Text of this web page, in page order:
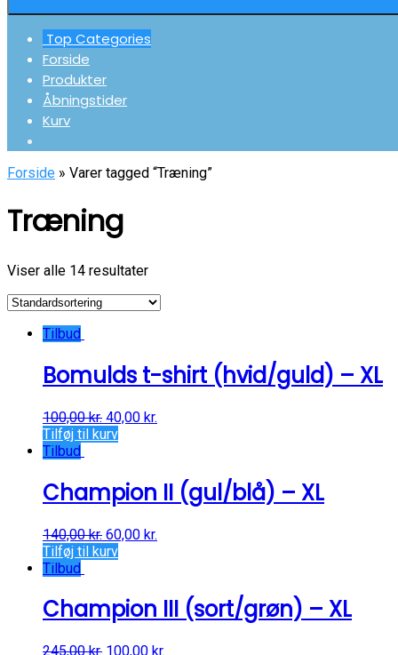
Top Categories
Forside
Produkter
Åbningstider
Kurv
Forside » Varer tagged “Træning”
Træning
Viser alle 14 resultater
Tilbud
Bomulds t-shirt (hvid/guld) – XL
100,00kr. 40,00 kr.
Tilføj til kurv
Tilbud
Champion II (gul/blå) – XL
140,00kr. 60,00 kr.
Tilføj til kurv
Tilbud
Champion III (sort/grøn) – XL
245,00kr. 100,00 kr.